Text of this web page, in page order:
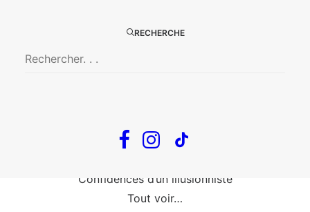
RECHERCHE
Fin, fin et fin
The Loop
Confidences d’un illusionniste
Tout voir…